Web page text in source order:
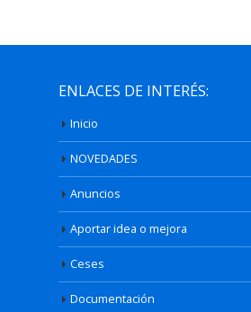
ENLACES DE INTERÉS:
Inicio
NOVEDADES
Anuncios
Aportar idea o mejora
Ceses
Documentación